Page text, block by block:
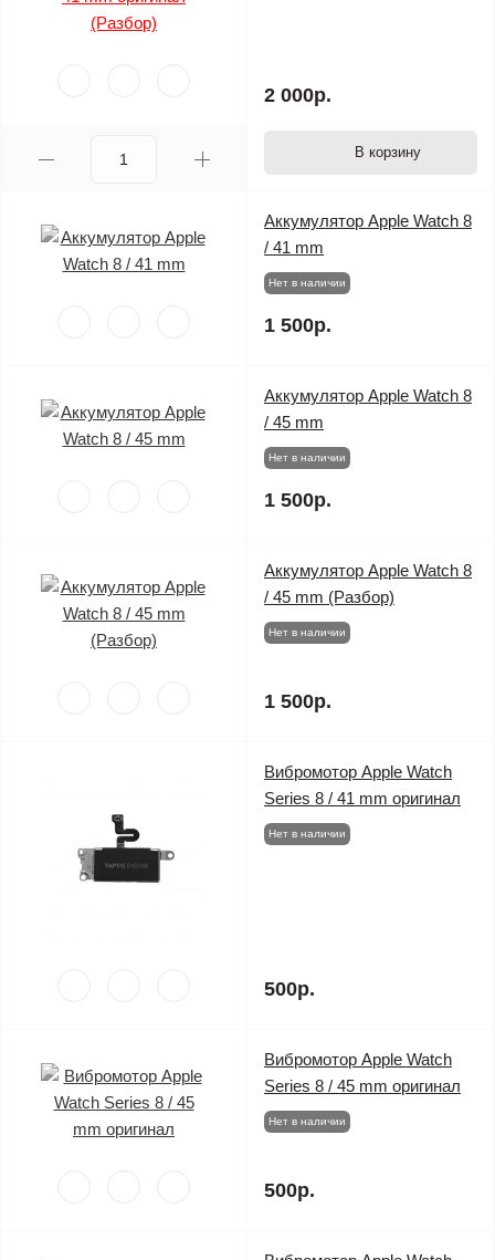
2 000р.
В корзину
Аккумулятор Apple Watch 8
/ 41 mm
Нет в наличии
1 500р.
Аккумулятор Apple Watch 8
/ 45 mm
Нет в наличии
1 500р.
Аккумулятор Apple Watch 8
/ 45 mm (Разбор)
Нет в наличии
1 500р.
Вибромотор Apple Watch
Series 8 / 41 mm оригинал
Нет в наличии
500р.
Вибромотор Apple Watch
Series 8 / 45 mm оригинал
Нет в наличии
500р.